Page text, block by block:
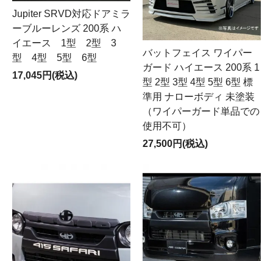
Jupiter SRVD対応ドアミラ
ーブルーレンズ 200系 ハ
イエース 1型 2型 3
型 4型 5型 6型
17,045円(税込)
バットフェイス ワイパー
ガード ハイエース 200系 1
型 2型 3型 4型 5型 6型 標
準用 ナローボディ 未塗装
（ワイパーガード単品での
使用不可）
27,500円(税込)